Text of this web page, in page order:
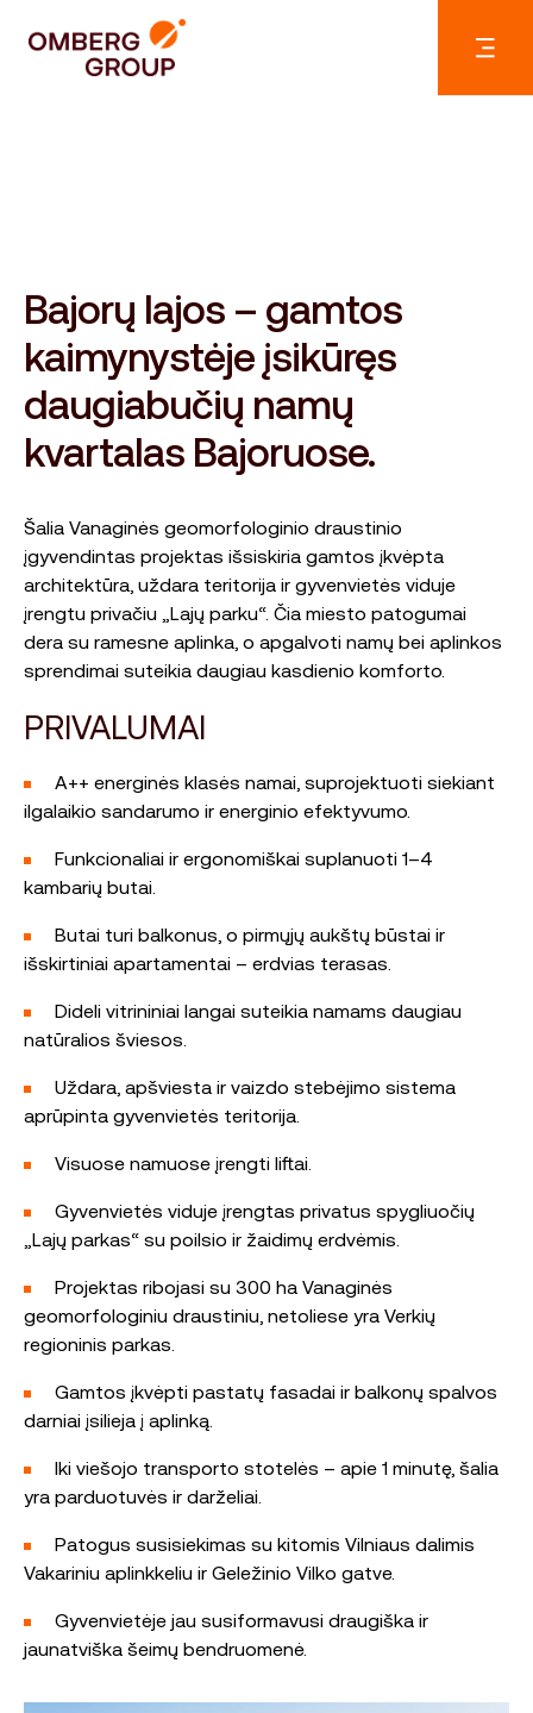
Bajorų lajos – gamtos
kaimynystėje įsikūręs
daugiabučių namų
kvartalas Bajoruose.
Šalia Vanaginės geomorfologinio draustinio
įgyvendintas projektas išsiskiria gamtos įkvėpta
architektūra, uždara teritorija ir gyvenvietės viduje
įrengtu privačiu „Lajų parku“. Čia miesto patogumai
dera su ramesne aplinka, o apgalvoti namų bei aplinkos
sprendimai suteikia daugiau kasdienio komforto.
PRIVALUMAI
A++ energinės klasės namai, suprojektuoti siekiant
ilgalaikio sandarumo ir energinio efektyvumo.
Funkcionaliai ir ergonomiškai suplanuoti 1–4
kambarių butai.
Butai turi balkonus, o pirmųjų aukštų būstai ir
išskirtiniai apartamentai – erdvias terasas.
Dideli vitrininiai langai suteikia namams daugiau
natūralios šviesos.
Uždara, apšviesta ir vaizdo stebėjimo sistema
aprūpinta gyvenvietės teritorija.
Visuose namuose įrengti liftai.
Gyvenvietės viduje įrengtas privatus spygliuočių
„Lajų parkas“ su poilsio ir žaidimų erdvėmis.
Projektas ribojasi su 300 ha Vanaginės
geomorfologiniu draustiniu, netoliese yra Verkių
regioninis parkas.
Gamtos įkvėpti pastatų fasadai ir balkonų spalvos
darniai įsilieja į aplinką.
Iki viešojo transporto stotelės – apie 1 minutę, šalia
yra parduotuvės ir darželiai.
Patogus susisiekimas su kitomis Vilniaus dalimis
Vakariniu aplinkkeliu ir Geležinio Vilko gatve.
Gyvenvietėje jau susiformavusi draugiška ir
jaunatviška šeimų bendruomenė.